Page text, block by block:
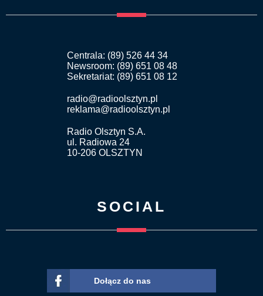
Centrala: (89) 526 44 34
Newsroom: (89) 651 08 48
Sekretariat: (89) 651 08 12
radio@radioolsztyn.pl
reklama@radioolsztyn.pl
Radio Olsztyn S.A.
ul. Radiowa 24
10-206 OLSZTYN
SOCIAL
Dołącz do nas